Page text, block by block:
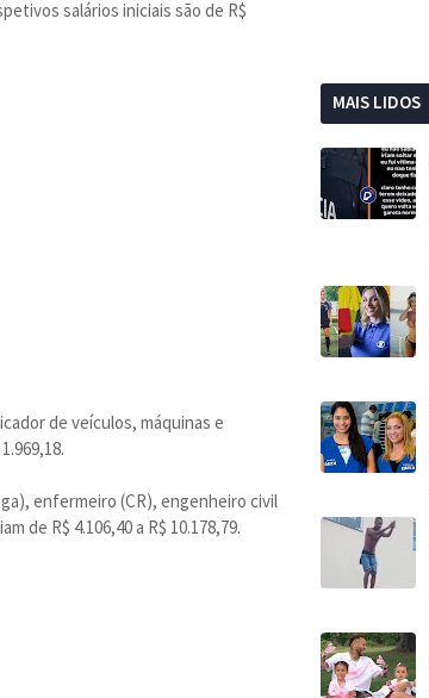
salários iniciais são de R$
de veículos, máquinas e
enfermeiro (CR), engenheiro civil
de R$ 4.106,40 a R$ 10.178,79.
MAIS LIDOS